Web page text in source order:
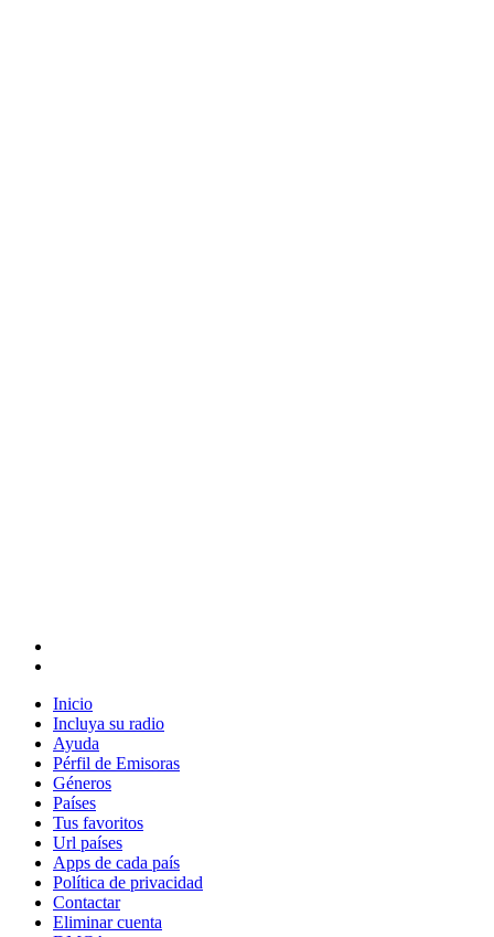
Inicio
Incluya su radio
Ayuda
Pérfil de Emisoras
Géneros
Países
Tus favoritos
Url países
Apps de cada país
Política de privacidad
Contactar
Eliminar cuenta